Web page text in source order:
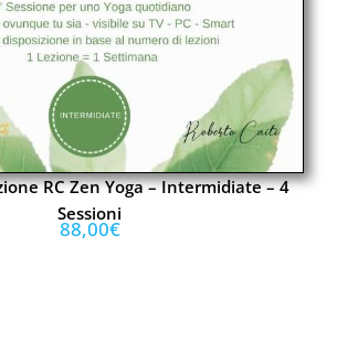
RC Zen Yoga – Intermidiate – 4
Sessioni
88,00€